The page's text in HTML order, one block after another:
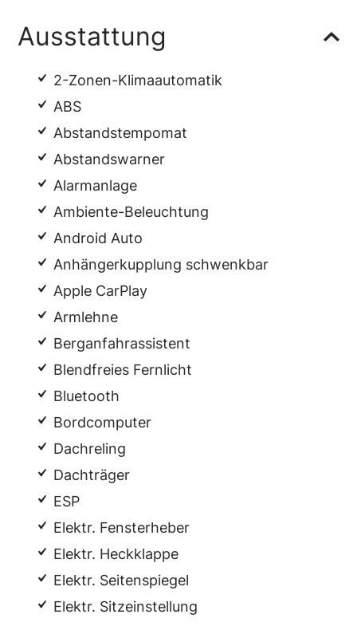
Ausstattung
2-Zonen-Klimaautomatik
ABS
Abstandstempomat
Abstandswarner
Alarmanlage
Ambiente-Beleuchtung
Android Auto
Anhängerkupplung schwenkbar
Apple CarPlay
Armlehne
Berganfahrassistent
Blendfreies Fernlicht
Bluetooth
Bordcomputer
Dachreling
Dachträger
ESP
Elektr. Fensterheber
Elektr. Heckklappe
Elektr. Seitenspiegel
Elektr. Sitzeinstellung